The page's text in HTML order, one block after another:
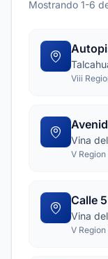
Mostrando 1-6
Viii
Vina
V
Calle
Vina
V